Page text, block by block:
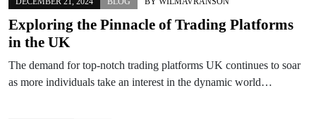
Exploring the Pinnacle of Trading Platforms
in the UK
The demand for top-notch trading platforms UK continues to soar
as more individuals take an interest in the dynamic world…